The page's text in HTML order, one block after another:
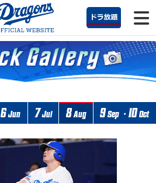
6Jun 7 Jul 8Aug 9Sep・10Oct